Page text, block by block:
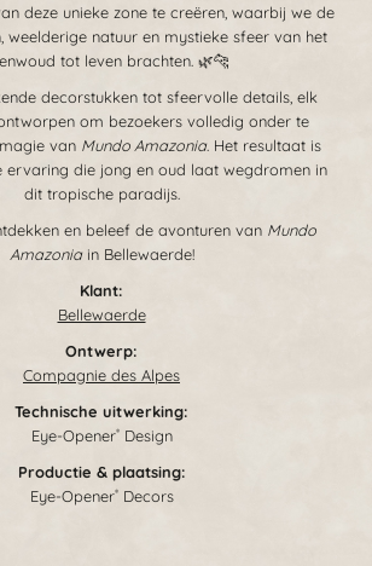
deze unieke zone te creëren, waarbij we de
weelderige natuur en mystieke sfeer van het
tot leven brachten. 🌿🐆
decorstukken tot sfeervolle details, elk
om bezoekers volledig onder te
van Mundo Amazonia. Het resultaat is
ervaring die jong en oud laat wegdromen in
dit tropische paradijs.
en beleef de avonturen van Mundo
Amazoniain Bellewaerde!
Klant:
Bellewaerde
Ontwerp:
Compagnie des Alpes
Technische uitwerking:
Eye-Opener®Design
Productie & plaatsing:
Eye-Opener®Decors